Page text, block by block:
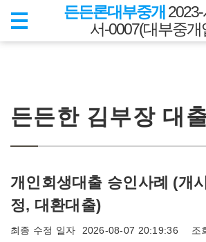
든든론대부중개
서-0007(대부중개
든든한 김부장 대
개인회생대출 승인사례 (개
정, 대환대출)
최종 수정 일자 2026-08-07 20:19:36 조